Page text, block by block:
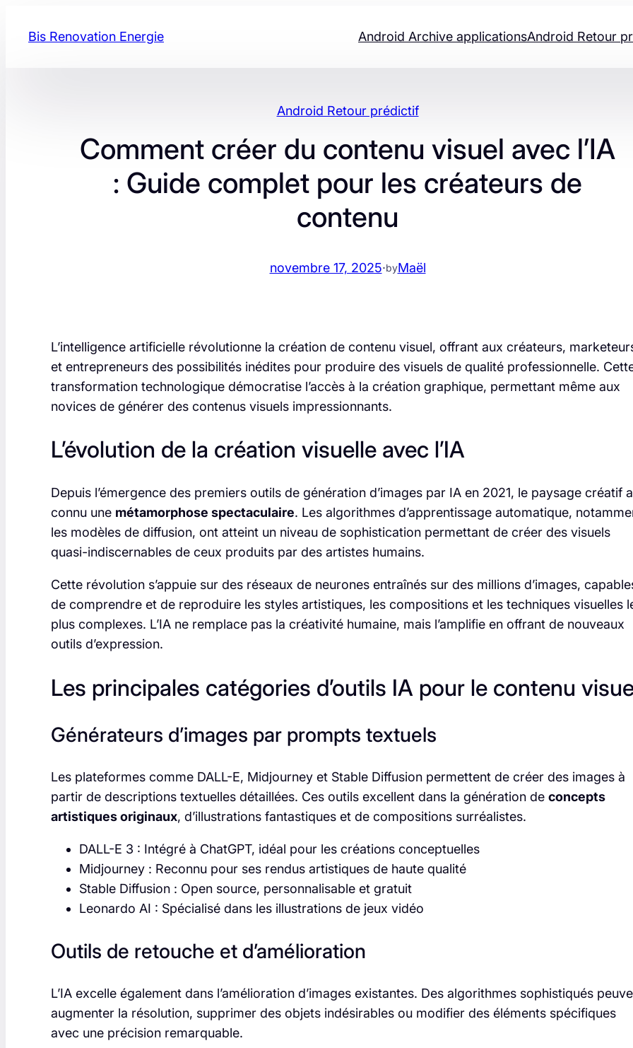
Bis Renovation Energie Android Archive applicationsAndroid Retour
Android Retour prédictif
Comment créer du contenu visuel avec l’IA
: Guide complet pour les créateurs de
contenu
novembre 17, 2025·byMaël
L’intelligence artificielle révolutionne la création de contenu visuel, offrant aux créateurs,
et entrepreneurs des possibilités inédites pour produire des visuels de qualité professionnelle.
transformation technologique démocratise l’accès à la création graphique, permettant même aux
novices de générer des contenus visuels impressionnants.
L’évolution de la création visuelle avec l’IA
Depuis l’émergence des premiers outils de génération d’images par IA en 2021, le paysage créatif a
connu une métamorphose spectaculaire. Les algorithmes d’apprentissage automatique,
les modèles de diffusion, ont atteint un niveau de sophistication permettant de créer des visuels
quasi-indiscernables de ceux produits par des artistes humains.
Cette révolution s’appuie sur des réseaux de neurones entraînés sur des millions d’images,
de comprendre et de reproduire les styles artistiques, les compositions et les techniques visuelles
plus complexes. L’IA ne remplace pas la créativité humaine, mais l’amplifie en offrant de nouveaux
outils d’expression.
Les principales catégories d’outils IA pour le contenu
Générateurs d’images par prompts textuels
Les plateformes comme DALL-E, Midjourney et Stable Diffusion permettent de créer des images à
partir de descriptions textuelles détaillées. Ces outils excellent dans la génération de concepts
artistiques originaux, d’illustrations fantastiques et de compositions surréalistes.
DALL-E 3 : Intégré à ChatGPT, idéal pour les créations conceptuelles
Midjourney : Reconnu pour ses rendus artistiques de haute qualité
Stable Diffusion : Open source, personnalisable et gratuit
Leonardo AI : Spécialisé dans les illustrations de jeux vidéo
Outils de retouche et d’amélioration
L’IA excelle également dans l’amélioration d’images existantes. Des algorithmes sophistiqués
augmenter la résolution, supprimer des objets indésirables ou modifier des éléments spécifiques
avec une précision remarquable.